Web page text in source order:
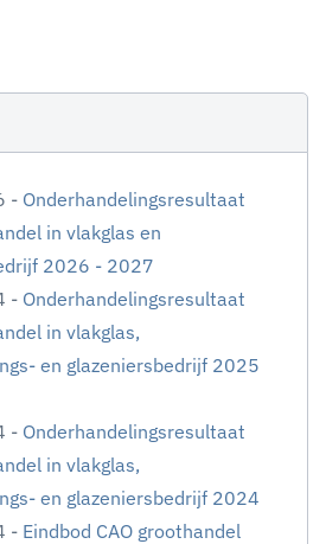
- Onderhandelingsresultaat
in vlakglas en
2026 - 2027
- Onderhandelingsresultaat
in vlakglas,
en glazeniersbedrijf 2025
- Onderhandelingsresultaat
in vlakglas,
en glazeniersbedrijf 2024
- Eindbod CAO groothandel